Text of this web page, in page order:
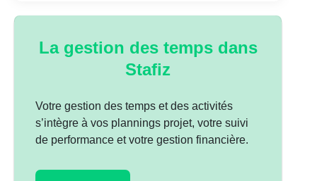
L’expérience utilisateur
Quel logiciel de gestion des temps selon
GTA ?
Les aspects fonctionnels
L’organisation et la collaboration
La gestion des temps dans
Stafiz
Votre gestion des temps et des activités
s’intègre à vos plannings projet, votre suivi
de performance et votre gestion financière.